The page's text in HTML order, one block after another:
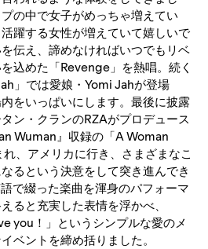
の中で女子がめっちゃ増えてい
躍する女性が増えていて嬉しいで
伝え、諦めなければいつでもリベ
込めた「Revenge」を熱唱。続く
」では愛娘・Yomi Jahが登場
をいっぱいにします。最後に披露
ン・クランのRZAがプロデュース
Wuman』収録の「A Woman
、アメリカに行き、さまざまなこ
るという決意をして突き進んでき
で綴った楽曲を渾身のパフォーマ
ると充実した表情を浮かべ、
you！」というシンプルな愛のメ
ベントを締め括りました。